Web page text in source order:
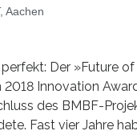
Aachen
Der »Future
Innovation
des BMBF-
Fast vier Jahre